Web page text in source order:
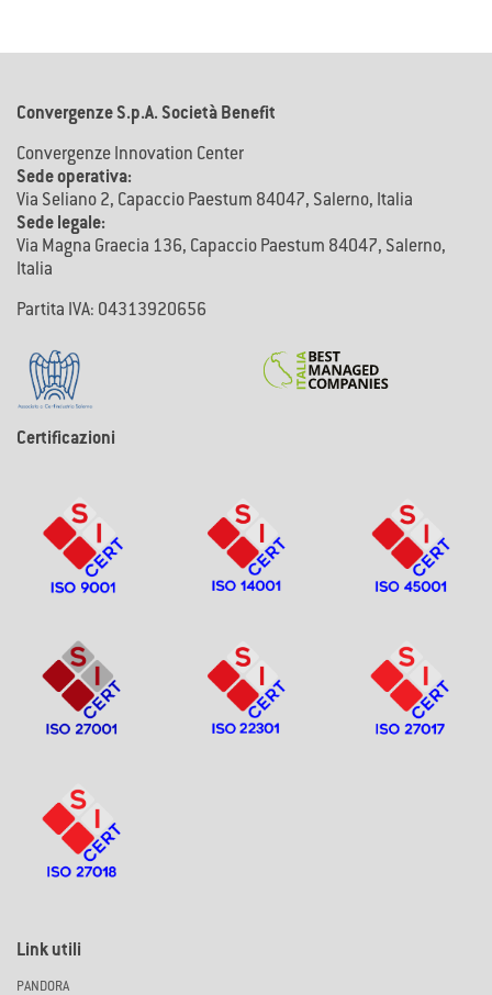
Convergenze S.p.A. Società Benefit
Convergenze Innovation Center
Sede operativa:
Via Seliano 2, Capaccio Paestum 84047, Salerno, Italia
Sede legale:
Via Magna Graecia 136, Capaccio Paestum 84047, Salerno,
Italia
Partita IVA: 04313920656
Certificazioni
Link utili
PANDORA